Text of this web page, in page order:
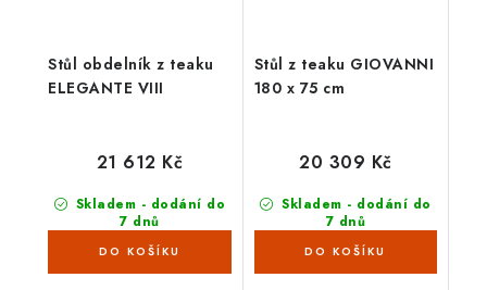
Stůl obdelník z teaku
ELEGANTE VIII
Skladem - dodání do
7 dnů
(2 ks)
21 612 Kč
Stůl z teaku GIOVANNI
180 x 75 cm
Skladem - dodání do
7 dnů
(2 ks)
20 309 Kč